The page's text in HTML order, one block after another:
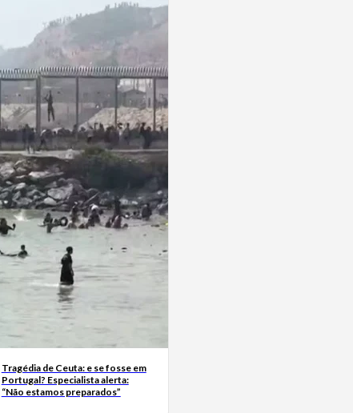
Tragédia de Ceuta: e se fosse em
Portugal? Especialista alerta:
“Não estamos preparados”